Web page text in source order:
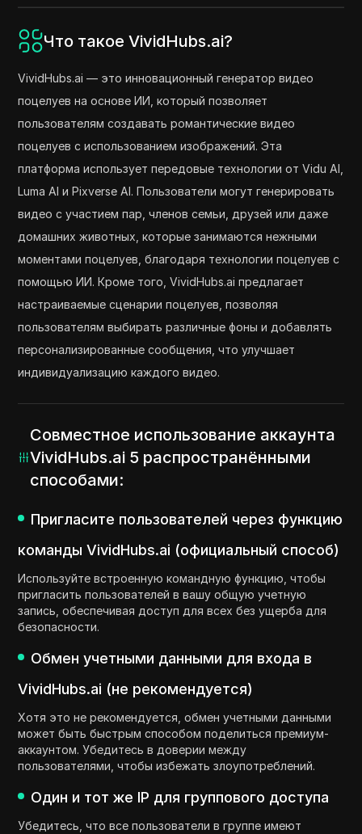
Что такое VividHubs.ai?
VividHubs.ai — это инновационный генератор видео
поцелуев на основе ИИ, который позволяет
пользователям создавать романтические видео
поцелуев с использованием изображений. Эта
платформа использует передовые технологии от Vidu AI,
Luma AI и Pixverse AI. Пользователи могут генерировать
видео с участием пар, членов семьи, друзей или даже
домашних животных, которые занимаются нежными
моментами поцелуев, благодаря технологии поцелуев с
помощью ИИ. Кроме того, VividHubs.ai предлагает
настраиваемые сценарии поцелуев, позволяя
пользователям выбирать различные фоны и добавлять
персонализированные сообщения, что улучшает
индивидуализацию каждого видео.
Совместное использование аккаунта
VividHubs.ai 5 распространёнными
способами:
Пригласите пользователей через функцию
команды VividHubs.ai (официальный способ)
Используйте встроенную командную функцию, чтобы
пригласить пользователей в вашу общую учетную
запись, обеспечивая доступ для всех без ущерба для
безопасности.
Обмен учетными данными для входа в
VividHubs.ai (не рекомендуется)
Хотя это не рекомендуется, обмен учетными данными
может быть быстрым способом поделиться премиум-
аккаунтом. Убедитесь в доверии между
пользователями, чтобы избежать злоупотреблений.
Один и тот же IP для группового доступа
Убедитесь, что все пользователи в группе имеют